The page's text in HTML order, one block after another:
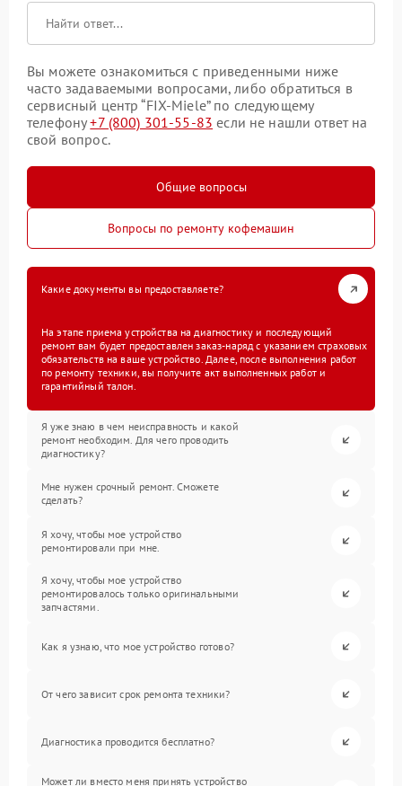
Вы можете ознакомиться с приведенными ниже
часто задаваемыми вопросами, либо обратиться в
сервисный центр “FIX-Miele” по следующему
телефону+7 (800) 301-55-83 если не нашли ответ на
свой вопрос.
Общие вопросы
Вопросы по ремонту кофемашин
Какие документы вы предоставляете?
На этапе приема устройства на диагностику и последующий
ремонт вам будет предоставлен заказ-наряд с указанием страховых
обязательств на ваше устройство. Далее, после выполнения работ
по ремонту техники, вы получите акт выполненных работ и
гарантийный талон.
Я уже знаю в чем неисправность и какой
ремонт необходим. Для чего проводить
диагностику?
Мне нужен срочный ремонт. Сможете
сделать?
Я хочу, чтобы мое устройство
ремонтировали при мне.
Я хочу, чтобы мое устройство
ремонтировалось только оригинальными
запчастями.
Как я узнаю, что мое устройство готово?
От чего зависит срок ремонта техники?
Диагностика проводится бесплатно?
Может ли вместо меня принять устройство